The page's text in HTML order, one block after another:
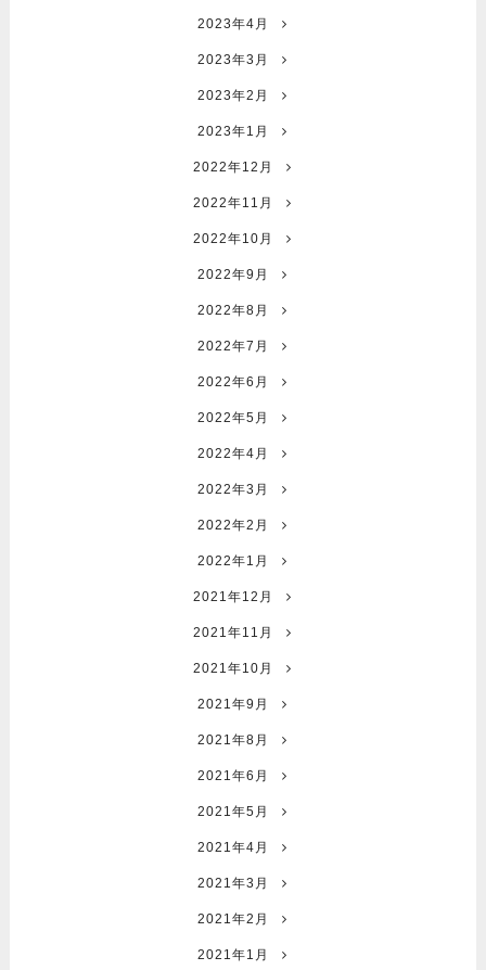
2023年4月
2023年3月
2023年2月
2023年1月
2022年12月
2022年11月
2022年10月
2022年9月
2022年8月
2022年7月
2022年6月
2022年5月
2022年4月
2022年3月
2022年2月
2022年1月
2021年12月
2021年11月
2021年10月
2021年9月
2021年8月
2021年6月
2021年5月
2021年4月
2021年3月
2021年2月
2021年1月